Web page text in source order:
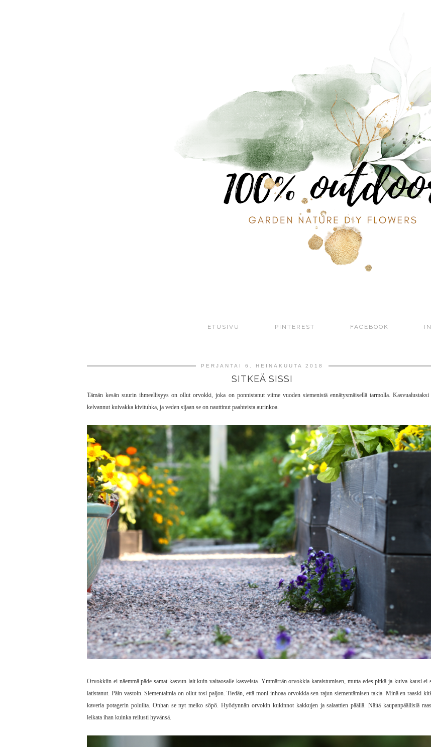
ETUSIVU PINTEREST FACEBOOK
PERJANTAI 6. HEINÄKUUTA 2018
SITKEÄ SISSI
Tämän kesän suurin ihmeellisyys on ollut orvokki, joka on ponnistanut viime vuoden siemenistä ennätysmäisellä tarmolla. Kasvualustaksi
kelvannut kuivakka kivituhka, ja veden sijaan se on nauttinut paahteista aurinkoa.
Orvokkiin ei näemmä päde samat kasvun lait kuin valtaosalle kasveista. Ymmärrän orvokkia karaistumisen, mutta edes pitkä ja kuiva kausi ei
latistanut. Päin vastoin. Siementaimia on ollut tosi paljon. Tiedän, että moni inhoaa orvokkia sen rajun siementämisen takia. Minä en raaski
kaveria potagerin poluilta. Onhan se nyt melko söpö. Hyödynnän orvokin kukinnot kakkujen ja salaattien päällä. Näitä kaupanpäällisiä
leikata ihan kuinka reilusti hyvänsä.